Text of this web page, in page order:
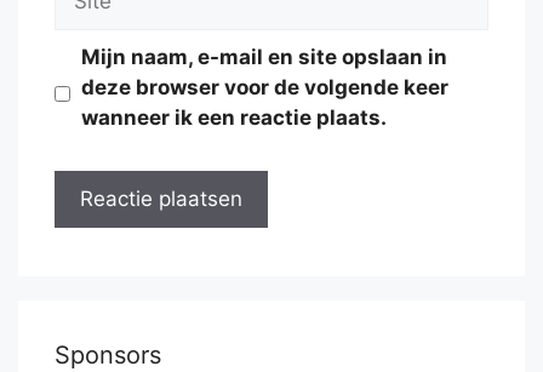
Mijn naam, e-mail en site opslaan in
deze browser voor de volgende keer
wanneer ik een reactie plaats.
Sponsors